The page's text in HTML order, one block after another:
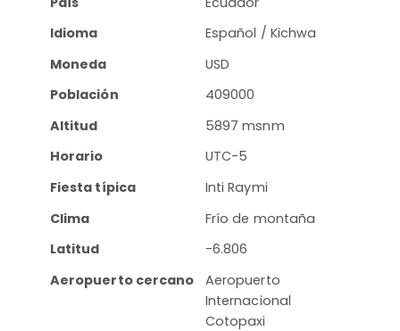
Idioma
Español / Kichwa
Moneda
USD
Población
409000
Altitud
5897 msnm
Horario
UTC-5
Fiesta típica
Inti Raymi
Clima
Frío de montaña
Latitud
-6.806
Aeropuerto cercano
Aeropuerto
Internacional
Cotopaxi